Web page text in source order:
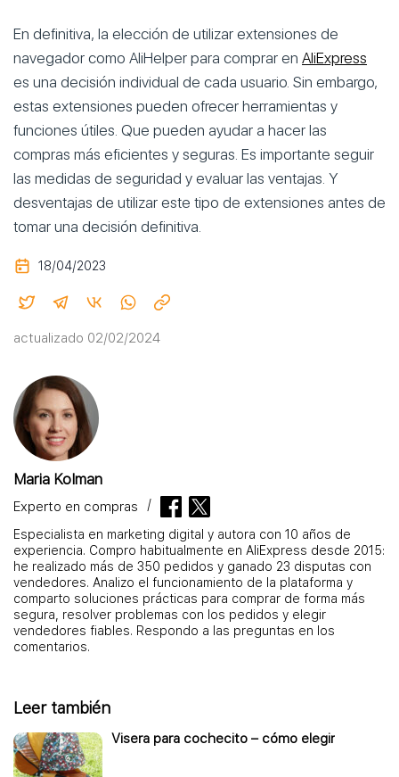
En definitiva, la elección de utilizar extensiones de
navegador como AliHelper para comprar en AliExpress
es una decisión individual de cada usuario. Sin embargo,
estas extensiones pueden ofrecer herramientas y
funciones útiles. Que pueden ayudar a hacer las
compras más eficientes y seguras. Es importante seguir
las medidas de seguridad y evaluar las ventajas. Y
desventajas de utilizar este tipo de extensiones antes de
tomar una decisión definitiva.
18/04/2023
actualizado 02/02/2024
Maria Kolman
Experto en compras
Especialista en marketing digital y autora con 10 años de
experiencia. Compro habitualmente en AliExpress desde 2015:
he realizado más de 350 pedidos y ganado 23 disputas con
vendedores. Analizo el funcionamiento de la plataforma y
comparto soluciones prácticas para comprar de forma más
segura, resolver problemas con los pedidos y elegir
vendedores fiables. Respondo a las preguntas en los
comentarios.
Leer también
Visera para cochecito – cómo elegir